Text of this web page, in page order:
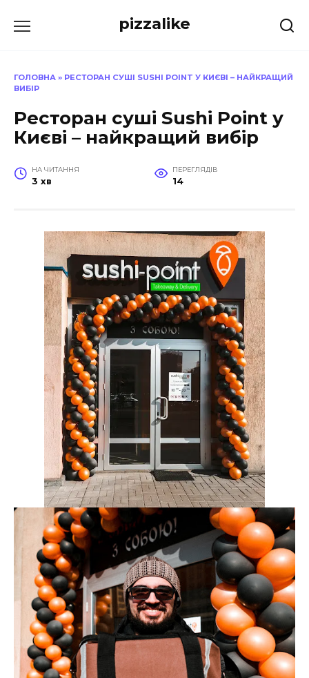
до
pizzalike
ГОЛОВНА » РЕСТОРАН СУШІ SUSHI POINT У КИЄВІ – НАЙКРАЩИЙ
ВИБІР
Ресторан суші Sushi Point у
Києві – найкращий вибір
НА ЧИТАННЯ
3 хв
ПЕРЕГЛЯДІВ
14